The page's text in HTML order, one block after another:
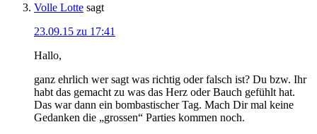
Volle Lotte sagt
23.09.15 zu 17:41
Hallo,
ganz ehrlich wer sagt was richtig oder falsch ist? Du bzw. Ihr
habt das gemacht zu was das Herz oder Bauch gefühlt hat.
Das war dann ein bombastischer Tag. Mach Dir mal keine
Gedanken die „grossen“ Parties kommen noch.